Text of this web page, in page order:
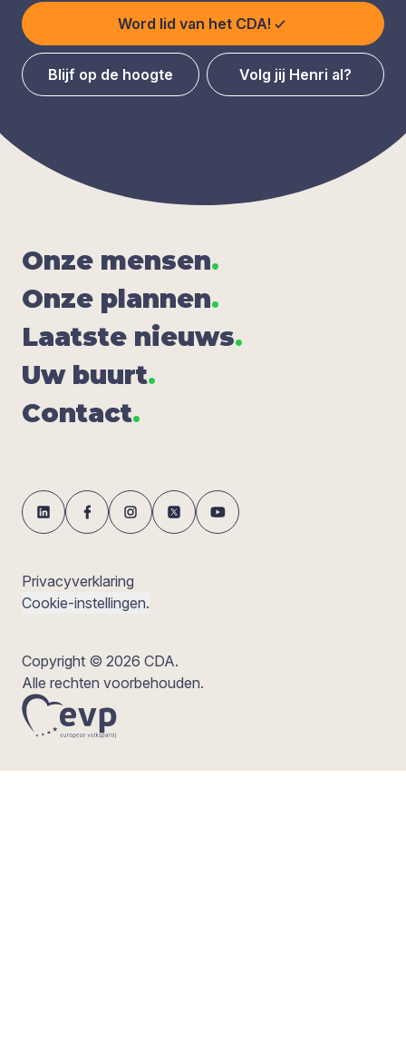
Word lid van het CDA!
Blijf op de hoogte Volg jij Henri al?
Onze men­sen.
Onze plan­nen.
Laat­ste nieuws.
Uw buurt.
Con­tact.
Privacyverklaring
Cookie-instellingen.
Copyright © 2026 CDA.
Alle rechten voorbehouden.